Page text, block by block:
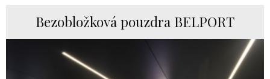
Bezobložková pouzdra BELPORT